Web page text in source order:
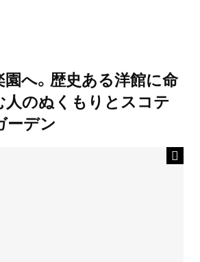
へ。歴史ある洋館に命
人のぬくもりとスコテ
ーデン